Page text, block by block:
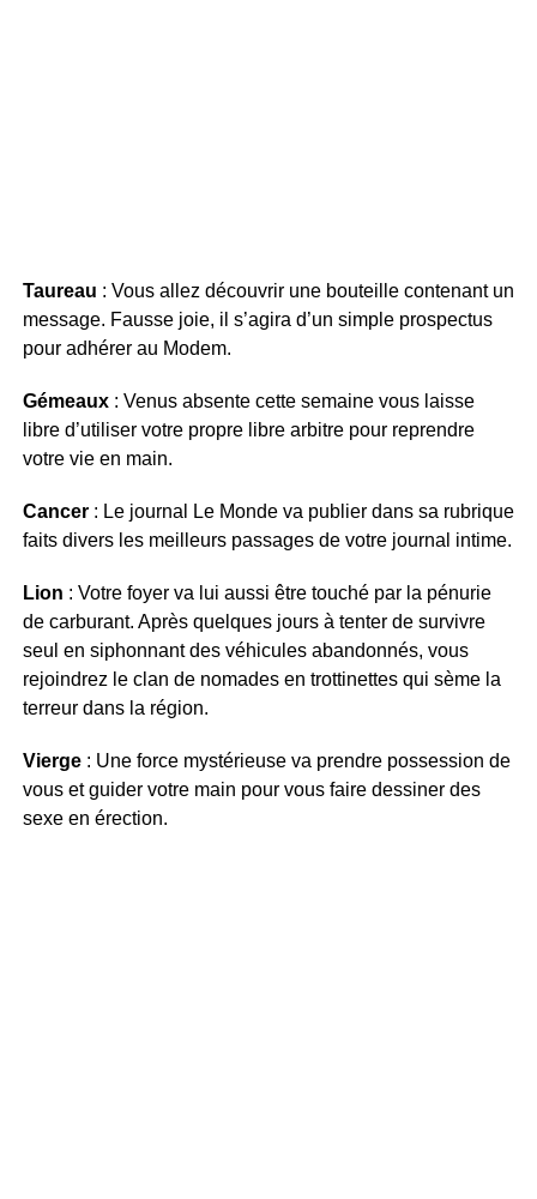
Taureau : Vous allez découvrir une bouteille contenant un
message. Fausse joie, il s’agira d’un simple prospectus
pour adhérer au Modem.
Gémeaux: Venus absente cette semaine vous laisse
libre d’utiliser votre propre libre arbitre pour reprendre
votre vie en main.
Cancer: Le journal Le Monde va publier dans sa rubrique
faits divers les meilleurs passages de votre journal intime.
Lion : Votre foyer va lui aussi être touché par la pénurie
de carburant. Après quelques jours à tenter de survivre
seul en siphonnant des véhicules abandonnés, vous
rejoindrez le clan de nomades en trottinettes qui sème la
terreur dans la région.
Vierge: Une force mystérieuse va prendre possession de
vous et guider votre main pour vous faire dessiner des
sexe en érection.